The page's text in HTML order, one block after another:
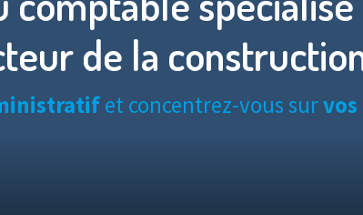
de la
et concentrez-vous sur